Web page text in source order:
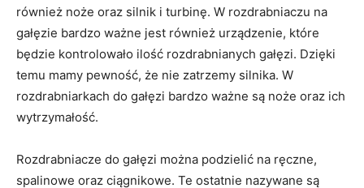
również noże oraz silnik i turbinę. W rozdrabniaczu na
gałęzie bardzo ważne jest również urządzenie, które
będzie kontrolowało ilość rozdrabnianych gałęzi. Dzięki
temu mamy pewność, że nie zatrzemy silnika. W
rozdrabniarkach do gałęzi bardzo ważne są noże oraz ich
wytrzymałość.
Rozdrabniacze do gałęzi można podzielić na ręczne,
spalinowe oraz ciągnikowe. Te ostatnie nazywane są